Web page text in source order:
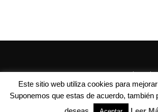
Quienes Somos Autores Politica de
Este sitio web utiliza cookies para
Suponemos que estas de acuerdo, también